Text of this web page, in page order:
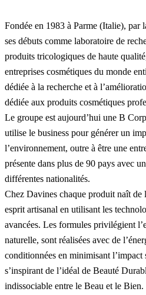
Fondée en 1983 à Parme (Italie),
ses débuts comme laboratoire de
produits tricologiques de haute
entreprises cosmétiques du monde
dédiée à la recherche et à
dédiée aux produits cosmétiques
Le groupe est aujourd’hui une B
utilise le business pour générer un
l’environnement, outre à être une
présente dans plus de 90 pays avec
différentes nationalités.
Chez Davines chaque produit naît de
esprit artisanal en utilisant les
avancées. Les formules privilégient
naturelle, sont réalisées avec de
conditionnées en minimisant l’impact
s’inspirant de l’idéal de Beauté
indissociable entre le Beau et le Bien.